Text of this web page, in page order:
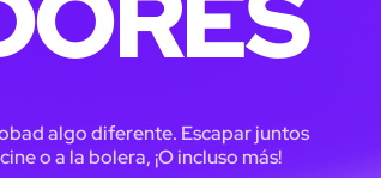
algo diferente. Escapar juntos
o a la bolera, ¡O incluso más!